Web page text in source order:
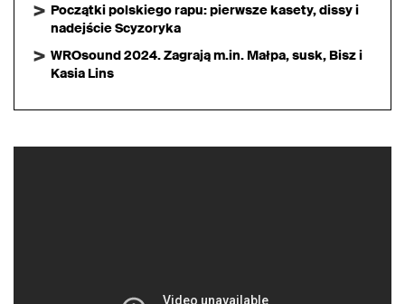
Początki polskiego rapu: pierwsze kasety, dissy i
nadejście Scyzoryka
WROsound 2024. Zagrają m.in. Małpa, susk, Bisz i
Kasia Lins